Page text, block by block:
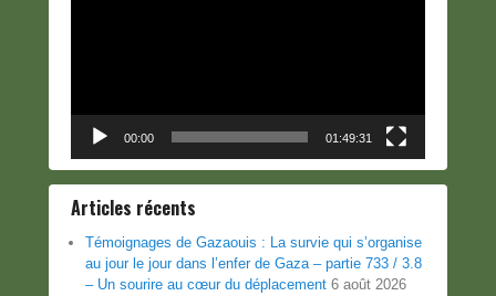
00:00 01:49:31
Articles récents
Témoignages de Gazaouis : La survie qui s’organise
au jour le jour dans l’enfer de Gaza – partie 733 / 3.8
– Un sourire au cœur du déplacement 6 août 2026